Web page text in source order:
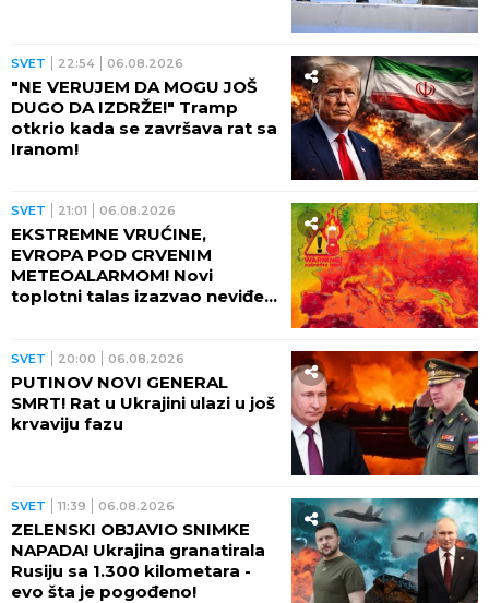
SVET 22:54 06.08.2026
"NE VERUJEM DA MOGU JOŠ
DUGO DA IZDRŽE!" Tramp
otkrio kada se završava rat sa
Iranom!
SVET 21:01 06.08.2026
EKSTREMNE VRUĆINE,
EVROPA POD CRVENIM
METEOALARMOM! Novi
toplotni talas izazvao neviđeni
SVET 20:00 06.08.2026
PUTINOV NOVI GENERAL
SMRT! Rat u Ukrajini ulazi u još
krvaviju fazu
SVET 11:39 06.08.2026
ZELENSKI OBJAVIO SNIMKE
NAPADA! Ukrajina granatirala
Rusiju sa 1.300 kilometara -
evo šta je pogođeno!